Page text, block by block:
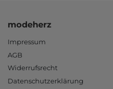
modeherz
Impressum
AGB
Widerrufsrecht
Datenschutzerklärung